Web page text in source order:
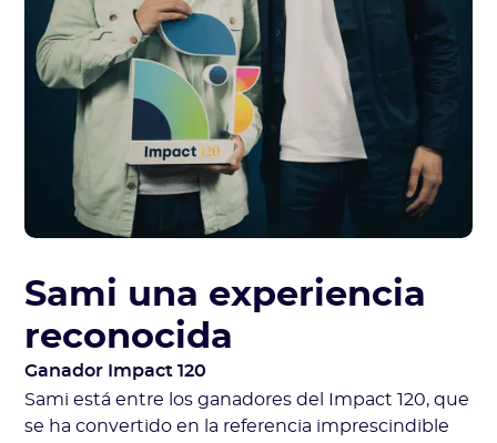
Sami una experiencia
reconocida
Ganador Impact 120
Sami está entre los ganadores del Impact 120, que
se ha convertido en la referencia imprescindible